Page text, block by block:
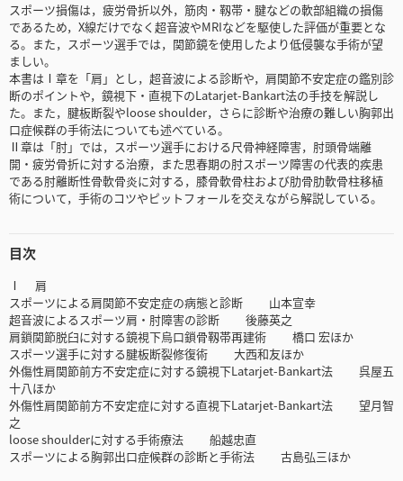
スポーツ損傷は，疲労骨折以外，筋肉・靱帯・腱などの軟部組織の損傷
であるため，X線だけでなく超音波やMRIなどを駆使した評価が重要とな
る。また，スポーツ選手では，関節鏡を使用したより低侵襲な手術が望
ましい。
本書はⅠ章を「肩」とし，超音波による診断や，肩関節不安定症の鑑別診
断のポイントや，鏡視下・直視下のLatarjet-Bankart法の手技を解説し
た。また，腱板断裂やloose shoulder，さらに診断や治療の難しい胸郭出
口症候群の手術法についても述べている。
Ⅱ章は「肘」では，スポーツ選手における尺骨神経障害，肘頭骨端離
開・疲労骨折に対する治療，また思春期の肘スポーツ障害の代表的疾患
である肘離断性骨軟骨炎に対する，膝骨軟骨柱および肋骨肋軟骨柱移植
術について，手術のコツやピットフォールを交えながら解説している。
目次
Ⅰ 肩
スポーツによる肩関節不安定症の病態と診断 山本宣幸
超音波によるスポーツ肩・肘障害の診断 後藤英之
肩鎖関節脱臼に対する鏡視下烏口鎖骨靱帯再建術 橋口 宏ほか
スポーツ選手に対する腱板断裂修復術 大西和友ほか
外傷性肩関節前方不安定症に対する鏡視下Latarjet-Bankart法 呉屋五
十八ほか
外傷性肩関節前方不安定症に対する直視下Latarjet-Bankart法 望月智
之
loose shoulderに対する手術療法 船越忠直
スポーツによる胸郭出口症候群の診断と手術法 古島弘三ほか